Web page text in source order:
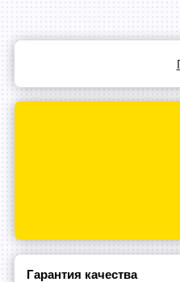
Гарантия качества